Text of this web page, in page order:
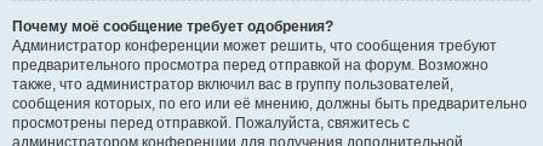
Почему моё сообщение требует одобрения?
Администратор конференции может решить, что сообщения требуют
предварительного просмотра перед отправкой на форум. Возможно
также, что администратор включил вас в группу пользователей,
сообщения которых, по его или её мнению, должны быть предварительно
просмотрены перед отправкой. Пожалуйста, свяжитесь с
администратором конференции для получения дополнительной